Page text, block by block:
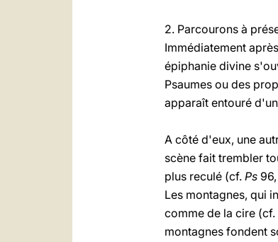
2. Parcourons à
Immédiatement
épiphanie divine
Psaumes ou des
apparaît entouré
A côté d'eux, une
scène fait trembler
plus reculé (cf. Ps
Les montagnes, qui
comme de la cire
montagnes fondent